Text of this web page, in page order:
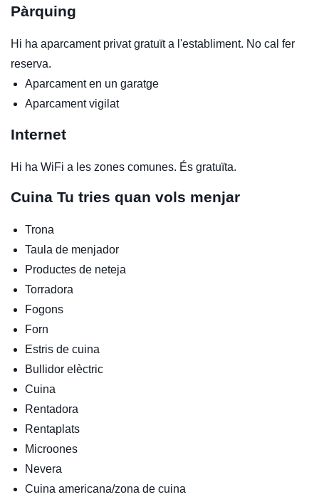
Pàrquing
Hi ha aparcament privat gratuït a l'establiment. No cal fer
reserva.
Aparcament en un garatge
Aparcament vigilat
Internet
Hi ha WiFi a les zones comunes. És gratuïta.
Cuina Tu tries quan vols menjar
Trona
Taula de menjador
Productes de neteja
Torradora
Fogons
Forn
Estris de cuina
Bullidor elèctric
Cuina
Rentadora
Rentaplats
Microones
Nevera
Cuina americana/zona de cuina